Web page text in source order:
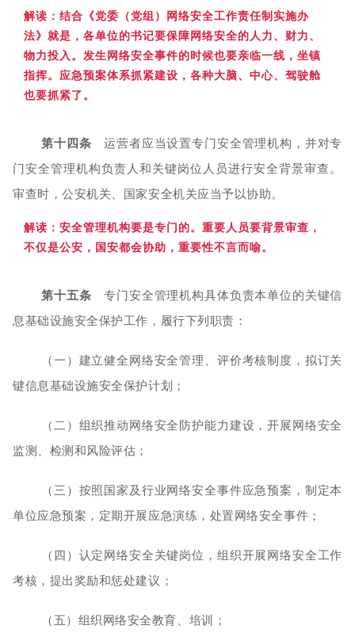
解读：结合《党委（党组）网络安全工作责任制实施办
法》就是，各单位的书记要保障网络安全的人力、财力、
物力投入。发生网络安全事件的时候也要亲临一线，坐镇
指挥。应急预案体系抓紧建设，各种大脑、中心、驾驶舱
也要抓紧了。
第十四条 运营者应当设置专门安全管理机构，并对专
门安全管理机构负责人和关键岗位人员进行安全背景审查。
审查时，公安机关、国家安全机关应当予以协助。
解读：安全管理机构要是专门的。重要人员要背景审查，
不仅是公安，国安都会协助，重要性不言而喻。
第十五条 专门安全管理机构具体负责本单位的关键信
息基础设施安全保护工作，履行下列职责：
（一）建立健全网络安全管理、评价考核制度，拟订关
键信息基础设施安全保护计划；
（二）组织推动网络安全防护能力建设，开展网络安全
监测、检测和风险评估；
（三）按照国家及行业网络安全事件应急预案，制定本
单位应急预案，定期开展应急演练，处置网络安全事件；
（四）认定网络安全关键岗位，组织开展网络安全工作
考核，提出奖励和惩处建议；
（五）组织网络安全教育、培训；